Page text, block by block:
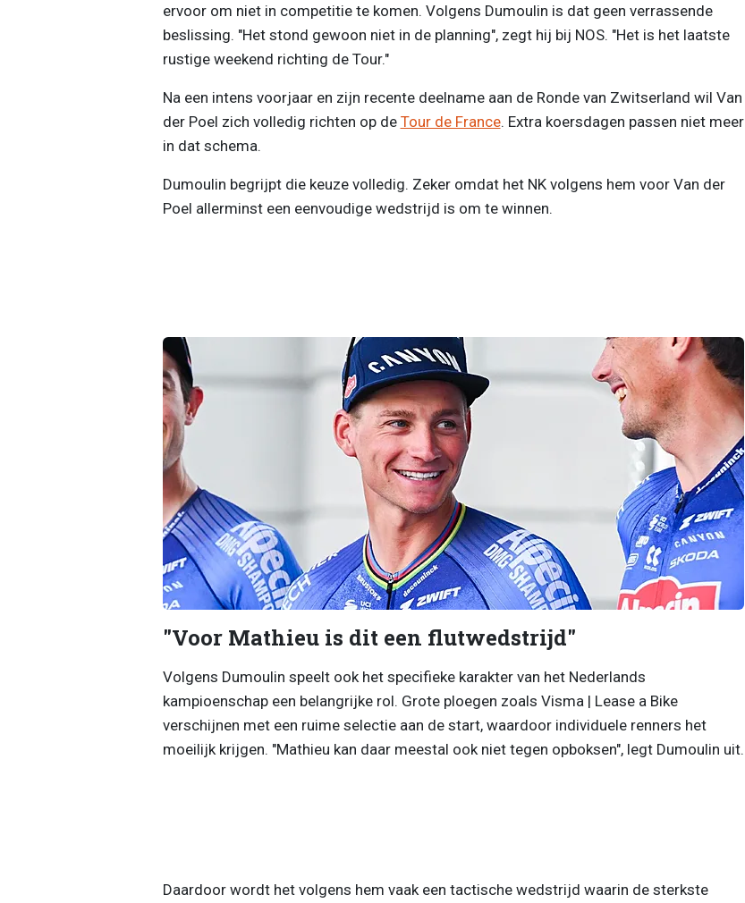
ervoor om niet in competitie te komen. Volgens Dumoulin is dat geen verrassende
beslissing. "Het stond gewoon niet in de planning", zegt hij bij NOS. "Het is het laatste
rustige weekend richting de Tour."
Na een intens voorjaar en zijn recente deelname aan de Ronde van Zwitserland wil Van
der Poel zich volledig richten op de Tour de France. Extra koersdagen passen niet meer
in dat schema.
Dumoulin begrijpt die keuze volledig. Zeker omdat het NK volgens hem voor Van der
Poel allerminst een eenvoudige wedstrijd is om te winnen.
"Voor Mathieu is dit een flutwedstrijd"
Volgens Dumoulin speelt ook het specifieke karakter van het Nederlands
kampioenschap een belangrijke rol. Grote ploegen zoals Visma | Lease a Bike
verschijnen met een ruime selectie aan de start, waardoor individuele renners het
moeilijk krijgen. "Mathieu kan daar meestal ook niet tegen opboksen", legt Dumoulin uit.
Daardoor wordt het volgens hem vaak een tactische wedstrijd waarin de sterkste